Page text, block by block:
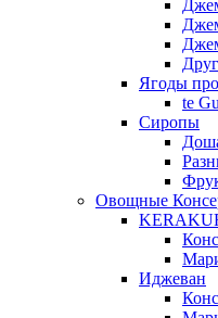
Ягоды
te
Сиропы
Овощные
Иджеван